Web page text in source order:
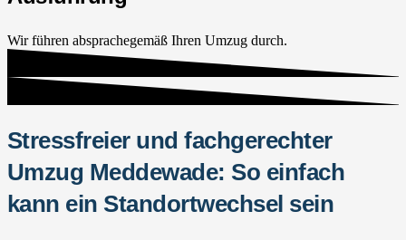
Wir führen absprachegemäß Ihren Umzug durch.
Stressfreier und fachgerechter
Umzug Meddewade: So einfach
kann ein Standortwechsel sein